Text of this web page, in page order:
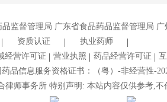
品监督管理局 广东省食品药品监督管理局 广
资质认证
执业药师
经营许可证 营业执照 药品经营许可证
信息服务资格证书：（粤）-非经营性-
律师事务所 特别声明: 本站内容仅供参考,